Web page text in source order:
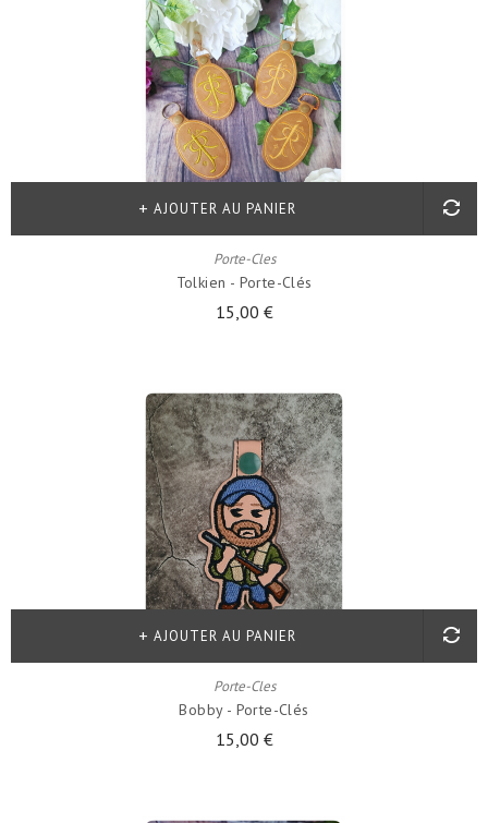
Porte-Cles
Tolkien - Porte-Clés
15,00 €
AJOUTER AU PANIER
Porte-Cles
Bobby - Porte-Clés
15,00 €
AJOUTER AU PANIER